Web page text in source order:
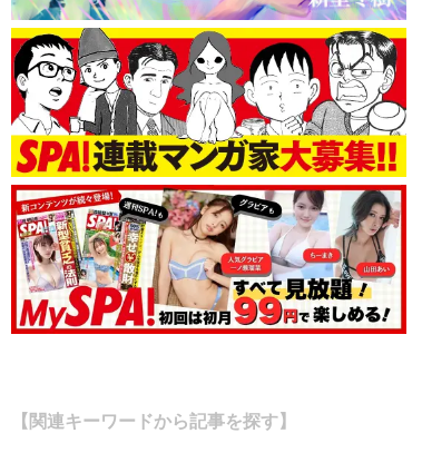
【関連キーワードから記事を探す】